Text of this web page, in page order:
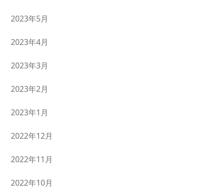
2023年5月
2023年4月
2023年3月
2023年2月
2023年1月
2022年12月
2022年11月
2022年10月